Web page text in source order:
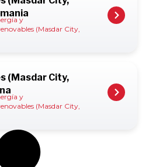
y
(Masdar City,
(Masdar City,
y
(Masdar City,